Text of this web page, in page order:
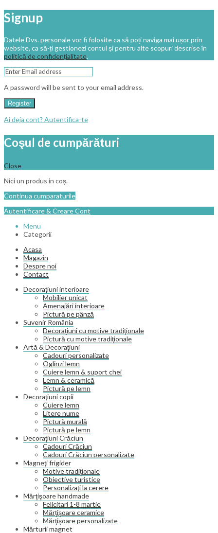
Signup
Datele Dvs. personale vor fi folosite ca să poți naviga mai ușor prin
website, ca să-ți gestionezi contul și pentru alte scopuri descrise în
politică de confidențialitate.
A password will be sent to your email address.
Register
Ai deja cont? Autentifica-te
Coşul de cumpărături
Close
Nici un produs in coș.
Continua cumparaturile
Autentificare & Creare Cont
Menu
Categorii
Acasa
Magazin
Despre noi
Contact
Decorațiuni interioare
Mobilier unicat
Amenajări interioare
Pictură pe pânză
Suvenir România
Decoraţiuni cu motive tradiţionale
Pictură cu motive tradiţionale
Artă & Decoraţiuni
Cadouri personalizate
Oglinzi lemn
Cuiere lemn & suport chei
Lemn & ceramică
Pictură pe lemn
Decoraţiuni copii
Cuiere lemn
Litere nume
Pictură murală
Pictură pe lemn
Decoraţiuni Crăciun
Cadouri Crăciun
Cadouri Crăciun personalizate
Magneţi frigider
Motive tradiţionale
Obiective turistice
Personalizaţi la cerere
Mărţişoare handmade
Felicitari 1-8 martie
Mărţişoare ceramice
Mărţişoare personalizate
Mărturii magnet